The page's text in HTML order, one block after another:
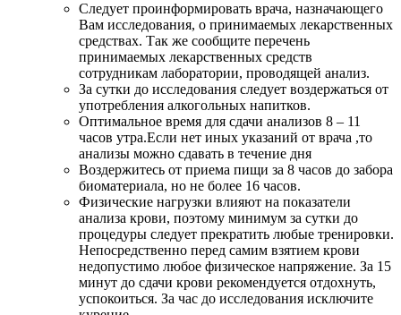
Следует проинформировать врача, назначающего
Вам исследования, о принимаемых лекарственных
средствах. Так же сообщите перечень
принимаемых лекарственных средств
сотрудникам лаборатории, проводящей анализ.
За сутки до исследования следует воздержаться от
употребления алкогольных напитков.
Оптимальное время для сдачи анализов 8 – 11
часов утра.Если нет иных указаний от врача ,то
анализы можно сдавать в течение дня
Воздержитесь от приема пищи за 8 часов до забора
биоматериала, но не более 16 часов.
Физические нагрузки влияют на показатели
анализа крови, поэтому минимум за сутки до
процедуры следует прекратить любые тренировки.
Непосредственно перед самим взятием крови
недопустимо любое физическое напряжение. За 15
минут до сдачи крови рекомендуется отдохнуть,
успокоиться. За час до исследования исключите